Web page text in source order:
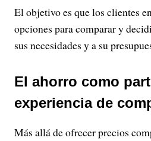
El objetivo es que los clientes
opciones para comparar y
sus necesidades y a su
El ahorro como
experiencia de
Más allá de ofrecer precios